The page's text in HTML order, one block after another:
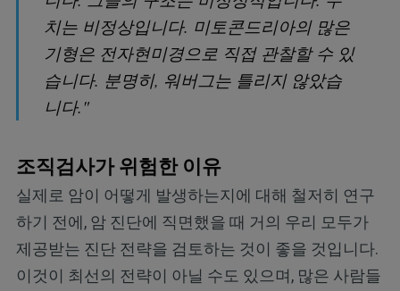
치는 비정상입니다. 미토콘드리아의 많은
기형은 전자현미경으로 직접 관찰할 수 있
습니다. 분명히, 워버그는 틀리지 않았습
니다."
조직검사가 위험한 이유
실제로 암이 어떻게 발생하는지에 대해 철저히 연구
하기 전에, 암 진단에 직면했을 때 거의 우리 모두가
제공받는 진단 전략을 검토하는 것이 좋을 것입니다.
이것이 최선의 전략이 아닐 수도 있으며, 많은 사람들